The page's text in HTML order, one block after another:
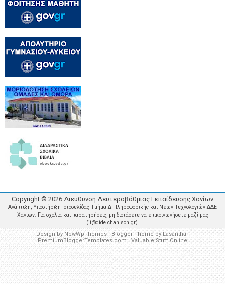
Copyright © 2026 Διεύθυνση Δευτεροβάθμιας Εκπαίδευσης Χανίων
Ανάπτυξη, Υποστήριξη Ιστοσελίδας Τμήμα Δ Πληροφορικής και Νέων Τεχνολογιών ΔΔΕ
Χανίων. Για σχόλια και παρατηρήσεις, μη διστάσετε να επικοινωνήσετε μαζί μας
(it@dide.chan.sch.gr).
Design byNewWpThemes| Blogger Theme by Lasantha-
PremiumBloggerTemplates.com| Valuable Stuff Online